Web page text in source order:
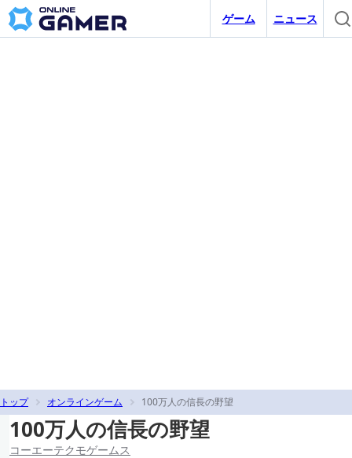
ゲーム ニュース
トップ オンラインゲーム 100万人の信長の野望
100万人の信長の野望
コーエーテクモゲームス